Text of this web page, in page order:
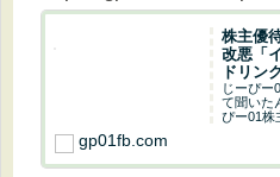
株主優
改悪「
ドリン
じーぴー
て聞いた
ぴー01株
ちに変
良いと
う事もあ
gp01fb.com